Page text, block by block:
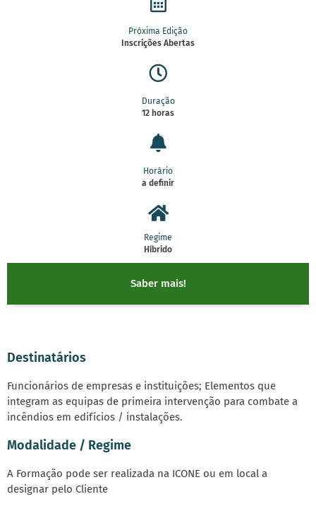
Próxima Edição
Inscrições Abertas
Duração
12 horas
Horário
a definir
Regime
Híbrido
Saber mais!
Destinatários
Funcionários de empresas e instituições; Elementos que
integram as equipas de primeira intervenção para combate a
incêndios em edifícios / instalações.
Modalidade / Regime
A Formação pode ser realizada na ICONE ou em local a
designar pelo Cliente